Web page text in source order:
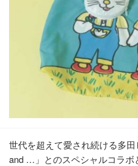
世代を超えて愛され続ける多
and …」とのスペシャルコラ